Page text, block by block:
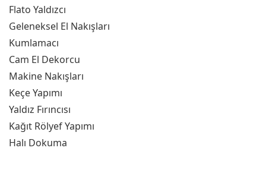
Flato Yaldızcı
Geleneksel El Nakışları
Kumlamacı
Cam El Dekorcu
Makine Nakışları
Keçe Yapımı
Yaldız Fırıncısı
Kağıt Rölyef Yapımı
Halı Dokuma